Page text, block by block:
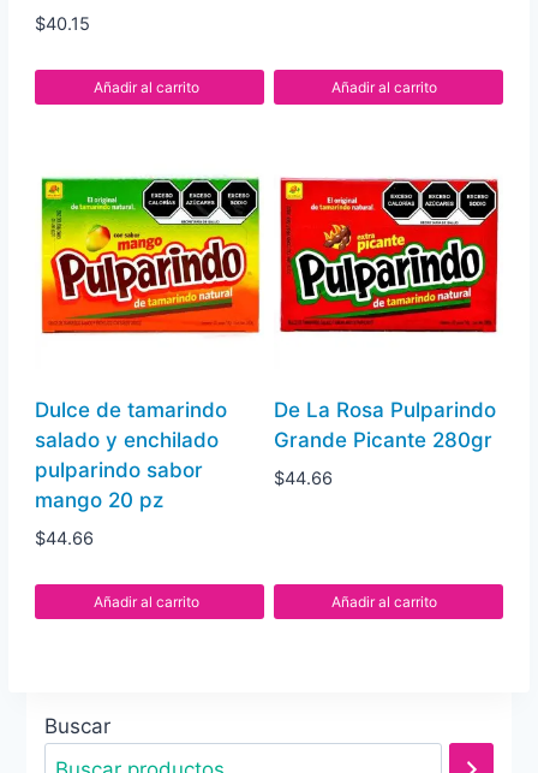
$40.15
Añadir al carrito Añadir al carrito
Dulce de tamarindo
salado y enchilado
pulparindo sabor
mango 20 pz
$44.66
Añadir al carrito
De La Rosa Pulparindo
Grande Picante 280gr
$44.66
Añadir al carrito
Buscar